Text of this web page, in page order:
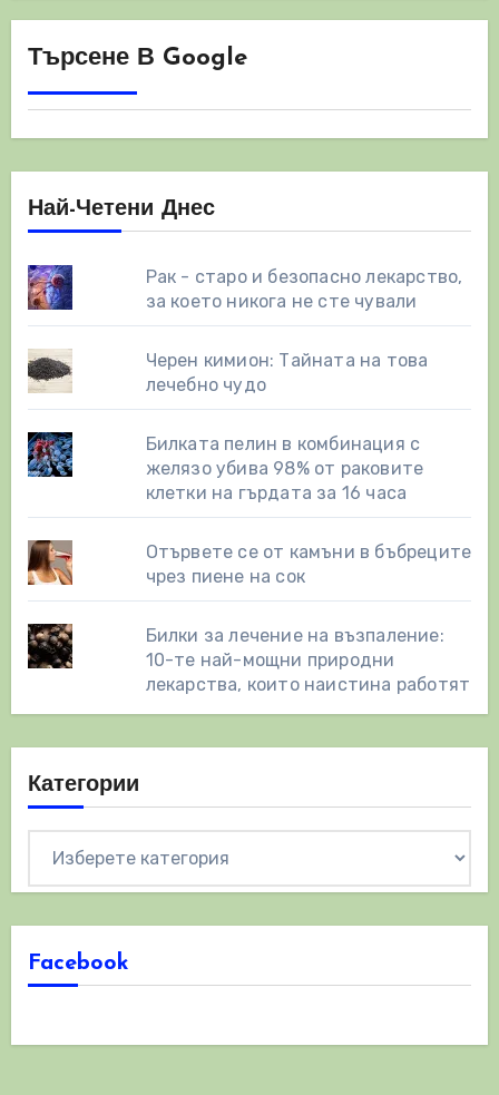
Търсене В Google
Най-Четени Днес
Рак - старо и безопасно лекарство,
за което никога не сте чували
Черен кимион: Тайната на това
лечебно чудо
Билката пелин в комбинация с
желязо убива 98% от раковите
клетки на гърдата за 16 часа
Отървете се от камъни в бъбреците
чрез пиене на сок
Билки за лечение на възпаление:
10-те най-мощни природни
лекарства, които наистина работят
Категории
Facebook